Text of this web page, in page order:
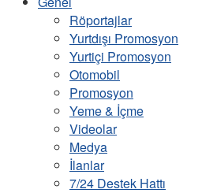
Röportajlar
Yurtdışı Promosyon
Yurtiçi Promosyon
Otomobil
Promosyon
Yeme & İçme
Videolar
Medya
İlanlar
7/24 Destek Hattı